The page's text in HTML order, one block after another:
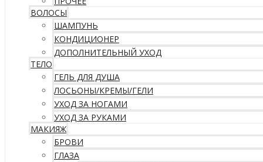
ВОЛОСЫ
ШАМПУНЬ
КОНДИЦИОНЕР
ДОПОЛНИТЕЛЬНЫЙ УХОД
ТЕЛО
ГЕЛЬ ДЛЯ ДУША
ЛОСЬОНЫ/КРЕМЫ/ГЕЛИ
УХОД ЗА НОГАМИ
УХОД ЗА РУКАМИ
МАКИЯЖ
БРОВИ
ГЛАЗА